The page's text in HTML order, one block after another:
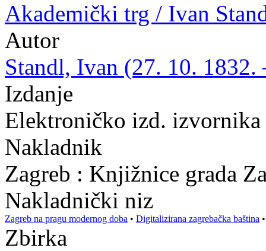
Akademički trg / Ivan
Autor
Standl, Ivan (27. 10. 1832.
Izdanje
Elektroničko izd. izvornika
Nakladnik
Zagreb : Knjižnice grada
Nakladnički niz
Zagreb na pragu modernog doba • Digitalizirana zagrebačka baština
Zbirka